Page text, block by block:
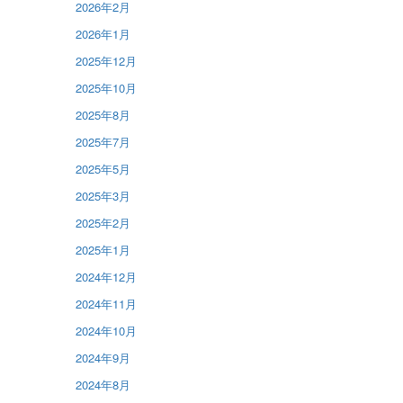
2026年2月
2026年1月
2025年12月
2025年10月
2025年8月
2025年7月
2025年5月
2025年3月
2025年2月
2025年1月
2024年12月
2024年11月
2024年10月
2024年9月
2024年8月